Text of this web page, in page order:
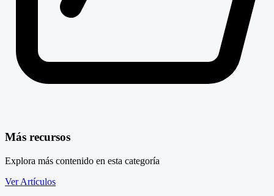
Más recursos
Explora más contenido en esta categoría
Ver Artículos